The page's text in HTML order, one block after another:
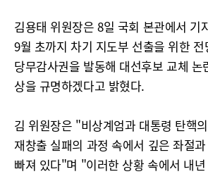
김용태 위원장은 8일 국회 본관에서 기
9월 초까지 차기 지도부 선출을 위한
당무감사권을 발동해 대선후보 교체 논
상을 규명하겠다고 밝혔다.
김 위원장은 "비상계엄과 대통령 탄핵
재창출 실패의 과정 속에서 깊은 좌절
빠져 있다"며 "이러한 상황 속에서 내